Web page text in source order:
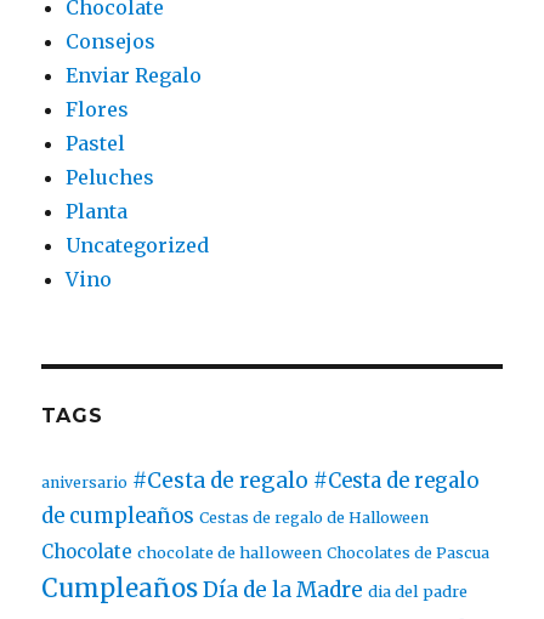
Chocolate
Consejos
Enviar Regalo
Flores
Pastel
Peluches
Planta
Uncategorized
Vino
TAGS
aniversario #Cesta de regalo #Cesta de regalo
de cumpleaños Cestas de regalo de Halloween
Chocolate chocolate de halloween Chocolates de Pascua
Cumpleaños Día de la Madre dia del padre